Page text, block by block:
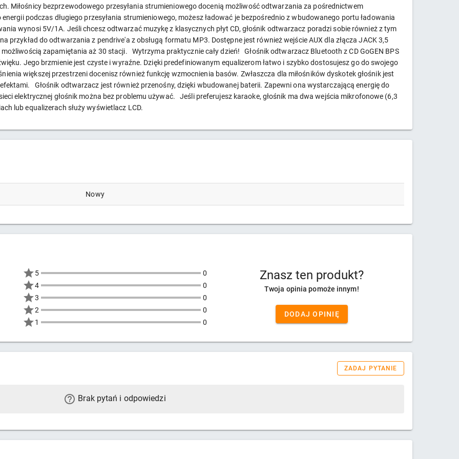
Miłośnicy bezprzewodowego przesyłania strumieniowego docenią możliwość odtwarzania za pośrednictwem
podczas długiego przesyłania strumieniowego, możesz ładować je bezpośrednio z wbudowanego portu ładowania
wynosi 5V/1A. Jeśli chcesz odtwarzać muzykę z klasycznych płyt CD, głośnik odtwarzacz poradzi sobie również z tym
przykład do odtwarzania z pendrive'a z obsługą formatu MP3. Dostępne jest również wejście AUX dla złącza JACK 3,5
zapamiętania aż 30 stacji. Wytrzyma praktycznie cały dzień! Głośnik odtwarzacz Bluetooth z CD GoGEN BPS
Jego brzmienie jest czyste i wyraźne. Dzięki predefiniowanym equalizerom łatwo i szybko dostosujesz go do swojego
większej przestrzeni docenisz również funkcję wzmocnienia basów. Zwłaszcza dla miłośników dyskotek głośnik jest
Głośnik odtwarzacz jest również przenośny, dzięki wbudowanej baterii. Zapewni ona wystarczającą energię do
elektrycznej głośnik można bez problemu używać. Jeśli preferujesz karaoke, głośnik ma dwa wejścia mikrofonowe (6,3
lub equalizerach służy wyświetlacz LCD.
Nowy
5
0
4
0
3
0
2
0
1
0
Znasz ten produkt?
Twoja opinia pomoże innym!
DODAJ OPINIĘ
ZADAJ PYTANIE
Brak pytań i odpowiedzi